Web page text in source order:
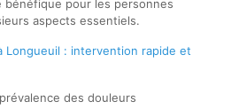
pour les personnes
aspects essentiels.
Longueuil : intervention rapide et
des douleurs